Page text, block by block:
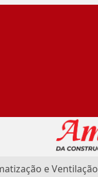
e Ventilação